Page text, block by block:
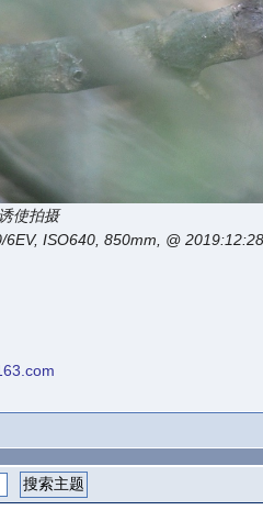
使拍摄
6EV, ISO640, 850mm, @